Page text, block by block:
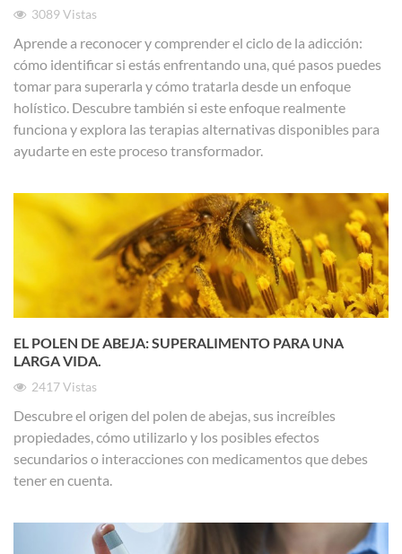
3089Vistas
Aprende a reconocer y comprender el ciclo de la adicción:
cómo identificar si estás enfrentando una, qué pasos puedes
tomar para superarla y cómo tratarla desde un enfoque
holístico. Descubre también si este enfoque realmente
funciona y explora las terapias alternativas disponibles para
ayudarte en este proceso transformador.
EL POLEN DE ABEJA: SUPERALIMENTO PARA UNA
LARGA VIDA.
2417Vistas
Descubre el origen del polen de abejas, sus increíbles
propiedades, cómo utilizarlo y los posibles efectos
secundarios o interacciones con medicamentos que debes
tener en cuenta.